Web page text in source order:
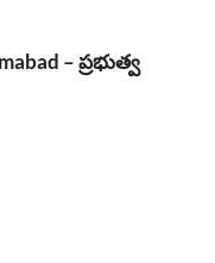
– ప్రభుత్వ